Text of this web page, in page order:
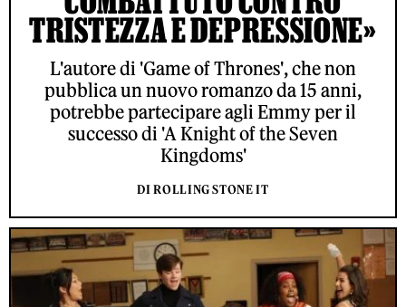
TRISTEZZA E DEPRESSIONE»
L'autore di 'Game of Thrones', che non
pubblica un nuovo romanzo da 15 anni,
potrebbe partecipare agli Emmy per il
successo di 'A Knight of the Seven
Kingdoms'
DI ROLLING STONE IT